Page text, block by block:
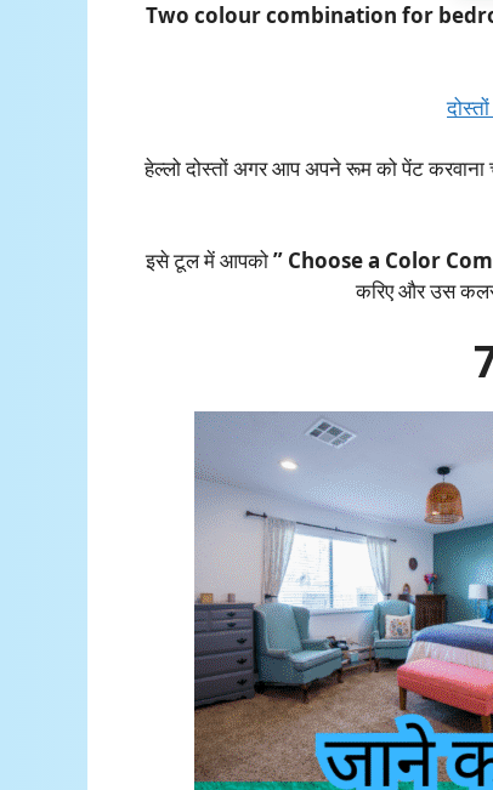
Two colour combination for
हेल्लो दोस्तों अगर आप अपने रूम को पेंट
इसे टूल में आपको” Choose a Color
करिए और उस